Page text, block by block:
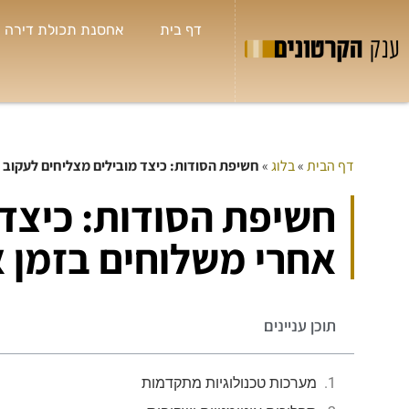
דף בית אחסנת תכולת דירה
דף הבית»בלוג»חשיפת הסודות: כיצד מובילים מצליחים
חשיפת הסודות:
אחרי משלוחים
תוכן עניינים
מערכות טכנולוגיות מתקדמות
שי


חולון
לי